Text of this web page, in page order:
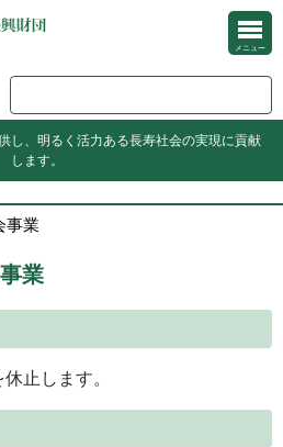
メニュー
し、明るく活力ある長寿社会の実現に貢献
します。
事業
業
止します。